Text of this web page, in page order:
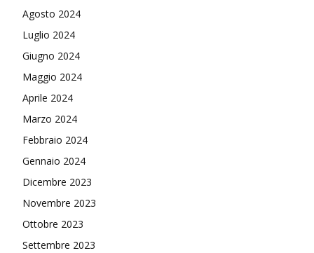
Agosto 2024
Luglio 2024
Giugno 2024
Maggio 2024
Aprile 2024
Marzo 2024
Febbraio 2024
Gennaio 2024
Dicembre 2023
Novembre 2023
Ottobre 2023
Settembre 2023